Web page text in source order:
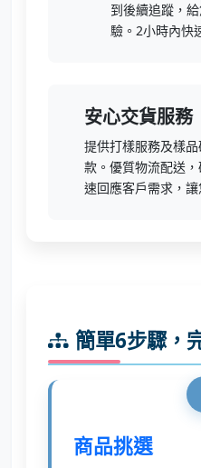
到後續追蹤，
驗。2小時內快
安心交貨服務
提供打樣服務及樣
款。優質物流配送
速回應客戶需求，讓
簡單6步驟，
商品挑選